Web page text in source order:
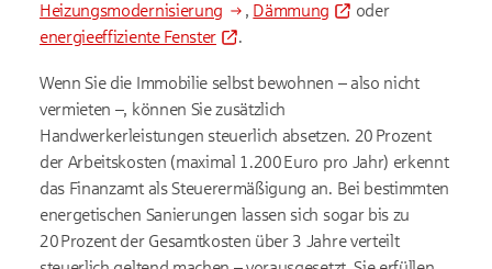
Heizungsmodernisierung
, Dämmung
oder
energieeffiziente Fenster
.
Wenn Sie die Immobilie selbst bewohnen – also nicht
vermieten –, können Sie zusätzlich
Handwerkerleistungen steuerlich absetzen. 20 Prozent
der Arbeitskosten (maximal 1.200 Euro pro Jahr) erkennt
das Finanzamt als Steuerermäßigung an. Bei bestimmten
energetischen Sanierungen lassen sich sogar bis zu
20 Prozent der Gesamtkosten über 3 Jahre verteilt